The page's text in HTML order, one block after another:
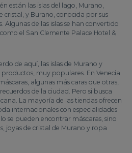
están las islas del lago, Murano,
cristal, y Burano, conocida por sus
Algunas de las islas se han convertido
el San Clemente Palace Hotel &
de aquí, las islas de Murano y
muy populares. En Venecia
algunas más caras que otras,
de la ciudad. Pero si busca
La mayoría de las tiendas ofrecen
internacionales con especialidades
se pueden encontrar máscaras, sino
joyas de cristal de Murano y ropa